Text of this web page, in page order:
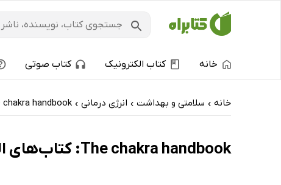
خانه کتاب الکترونیک کتاب صوتی
خانه › سلامتی و بهداشت › انرژی درمانی ›
chakra handbook
The chakra handbook: کتاب‌های الکترونیک و کتاب‌های صوتی - ارزان ترین‌ها